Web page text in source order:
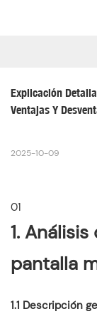
Explicación
Ventajas Y
2025-10-09
01
1.
pantalla
1.1 Descripción